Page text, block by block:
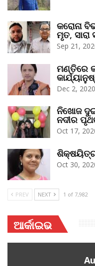
କରୋନା
ମୃତ,
Sep 21,
ମଣ୍ତିରେ
Dec 2,
ନିଖୋଜ
ନଦୀର
Oct 17,
Oct 30,
PREV NEXT 1 of 7,982
ଆର୍କାଇଭ